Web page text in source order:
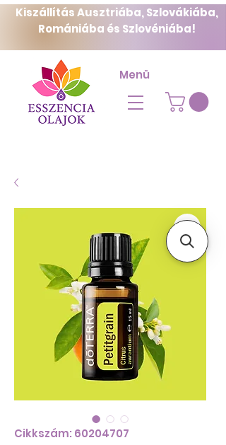
Kiszállítás Ausztriába, Szlovákiába,
Romániába és Szlovéniába!
Menü
Cikkszám: 60204707